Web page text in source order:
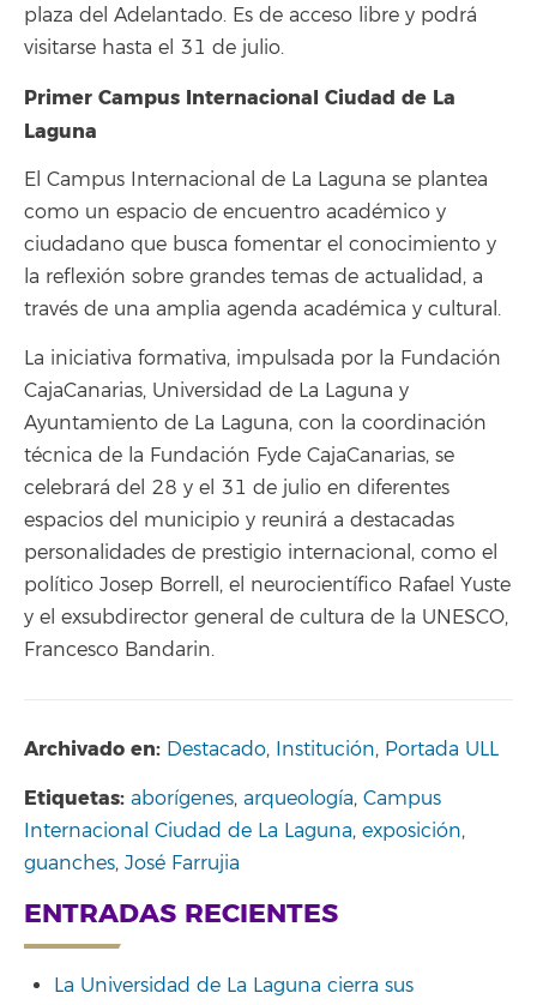
plaza del Adelantado. Es de acceso libre y podrá
visitarse hasta el 31 de julio.
Primer Campus Internacional Ciudad de La
Laguna
El Campus Internacional de La Laguna se plantea
como un espacio de encuentro académico y
ciudadano que busca fomentar el conocimiento y
la reflexión sobre grandes temas de actualidad, a
través de una amplia agenda académica y cultural.
La iniciativa formativa, impulsada por la Fundación
CajaCanarias, Universidad de La Laguna y
Ayuntamiento de La Laguna, con la coordinación
técnica de la Fundación Fyde CajaCanarias, se
celebrará del 28 y el 31 de julio en diferentes
espacios del municipio y reunirá a destacadas
personalidades de prestigio internacional, como el
político Josep Borrell, el neurocientífico Rafael Yuste
y el exsubdirector general de cultura de la UNESCO,
Francesco Bandarin.
Archivado en: Destacado, Institución, Portada ULL
Etiquetas: aborígenes, arqueología, Campus
Internacional Ciudad de La Laguna, exposición,
guanches, José Farrujia
ENTRADAS RECIENTES
La Universidad de La Laguna cierra sus